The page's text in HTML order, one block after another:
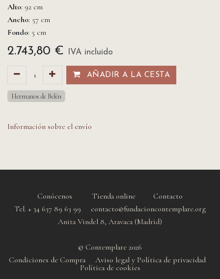
Alto: 92 cm
Ancho: 57 cm
Fondo: 5 cm
2.743,80 € IVA incluido
AÑADIR A LA CESTA​​
Hermanos de Belén
Información sobre el envío
Conócenos Tienda online
Contacto
Tel. + 34 637 89 63 99 contacto@fundacioncontemplare.org
Anita Vindel 8, Aravaca (Madrid)
© Contemplare 2026
Condiciones de Compra
Aviso legal y Política de privacidad
Política de cookies